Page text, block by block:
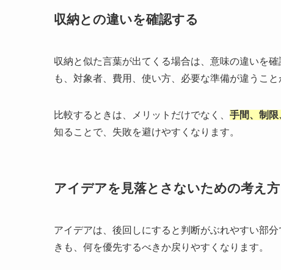
収納との違いを確認する
収納と似た言葉が出てくる場合は、意味の違いを
も、対象者、費用、使い方、必要な準備が違うこと
比較するときは、メリットだけでなく、 手間、制
知ることで、失敗を避けやすくなります。
アイデアを見落とさないための考え方
アイデアは、後回しにすると判断がぶれやすい部
きも、何を優先するべきか戻りやすくなります。